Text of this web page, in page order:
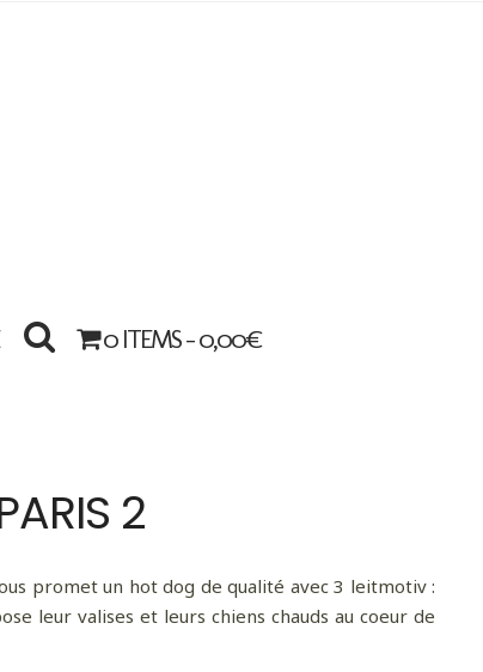
0 ITEMS -0,00€
2
promet un hot dog de qualité avec 3 leitmotiv :
leur valises et leurs chiens chauds au coeur de